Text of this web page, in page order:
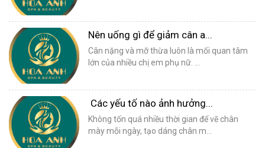
Nên uống gì để giảm cân a...
Cân nặng và mỡ thừa luôn là mối quan tâm
lớn của nhiều chị em phụ nữ. ...
Các yếu tố nào ảnh hưởng...
Không tốn quá nhiều thời gian để vẽ chân
mày mỗi ngày, tạo dáng chân m...